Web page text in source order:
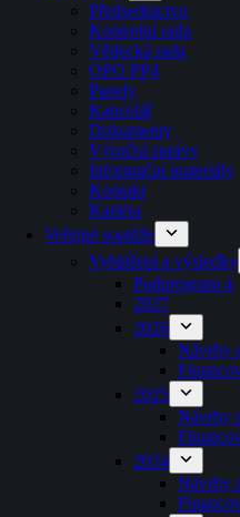
Předsednictvo
Kontrolní rada
Vědecká rada
OPO PP4
Panely
Kancelář
Dokumenty
Výroční zprávy
Informační materiály
Kontakt
Kariéra
Veřejné soutěže
Vyhlášení a výsledky
Podprogram 4
2027
2026
Návrhy
2025
Návrhy
2024
Návrhy